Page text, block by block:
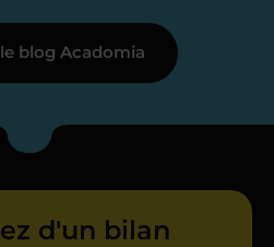
blog Acadomia
d'un bilan